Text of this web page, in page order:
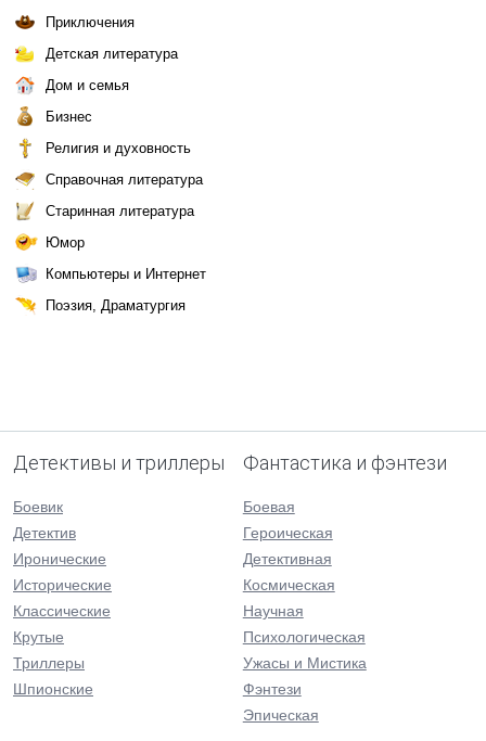
Приключения
Детская литература
Дом и семья
Бизнес
Религия и духовность
Справочная литература
Старинная литература
Юмор
Компьютеры и Интернет
Поэзия, Драматургия
Детективы и триллеры
Боевик
Детектив
Иронические
Исторические
Классические
Крутые
Триллеры
Шпионские
Фантастика и фэнтези
Боевая
Героическая
Детективная
Космическая
Научная
Психологическая
Ужасы и Мистика
Фэнтези
Эпическая